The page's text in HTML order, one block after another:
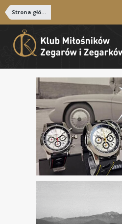
Strona główna